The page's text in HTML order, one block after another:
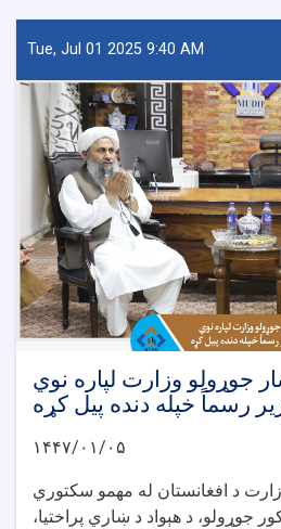
Tue, Jul 01 2025 9:40 AM
جوړولو وزارت لپاره نوي
رسماً خپله دنده پیل کړه
۱۴۴۷/۰۱/۰۵
د افغانستان له مهمو سکتوري
جوړولو، د هېواد د ښاري پراختیا،